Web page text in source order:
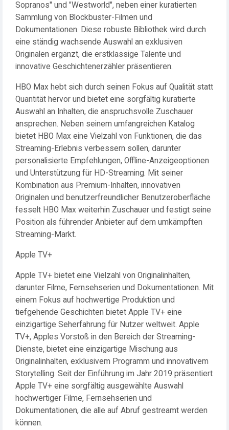
Sopranos" und "Westworld", neben einer kuratierten
Sammlung von Blockbuster-Filmen und
Dokumentationen. Diese robuste Bibliothek wird durch
eine ständig wachsende Auswahl an exklusiven
Originalen ergänzt, die erstklassige Talente und
innovative Geschichtenerzähler präsentieren.
HBO Max hebt sich durch seinen Fokus auf Qualität statt
Quantität hervor und bietet eine sorgfältig kuratierte
Auswahl an Inhalten, die anspruchsvolle Zuschauer
ansprechen. Neben seinem umfangreichen Katalog
bietet HBO Max eine Vielzahl von Funktionen, die das
Streaming-Erlebnis verbessern sollen, darunter
personalisierte Empfehlungen, Offline-Anzeigeoptionen
und Unterstützung für HD-Streaming. Mit seiner
Kombination aus Premium-Inhalten, innovativen
Originalen und benutzerfreundlicher Benutzeroberfläche
fesselt HBO Max weiterhin Zuschauer und festigt seine
Position als führender Anbieter auf dem umkämpften
Streaming-Markt.
Apple TV+
Apple TV+ bietet eine Vielzahl von Originalinhalten,
darunter Filme, Fernsehserien und Dokumentationen. Mit
einem Fokus auf hochwertige Produktion und
tiefgehende Geschichten bietet Apple TV+ eine
einzigartige Seherfahrung für Nutzer weltweit. Apple
TV+, Apples Vorstoß in den Bereich der Streaming-
Dienste, bietet eine einzigartige Mischung aus
Originalinhalten, exklusivem Programm und innovativem
Storytelling. Seit der Einführung im Jahr 2019 präsentiert
Apple TV+ eine sorgfältig ausgewählte Auswahl
hochwertiger Filme, Fernsehserien und
Dokumentationen, die alle auf Abruf gestreamt werden
können.